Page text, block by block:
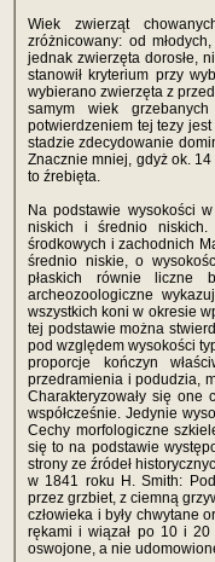
Wiek zwierząt
zróżnicowany: od
jednak zwierzęta dorosłe,
stanowił kryterium przy
wybierano zwierzęta z
samym wiek
potwierdzeniem tej tezy
stadzie zdecydowanie
Znacznie mniej, gdyż ok.
to źrebięta.
Na podstawie wysokości
niskich i średnio niskich.
środkowych i zachodnich
średnio niskie, o
płaskich równie liczne
archeozoologiczne
wszystkich koni w okresie
tej podstawie można
pod względem wysokości
proporcje kończyn
przedramienia i podudzia,
Charakteryzowały się one
współcześnie. Jedynie
Cechy morfologiczne
się to na podstawie
strony ze źródeł
w 1841 roku H. Smith:
przez grzbiet, z ciemną
człowieka i były chwytane
rękami i wiązał po 10 i 20
oswojone, a nie